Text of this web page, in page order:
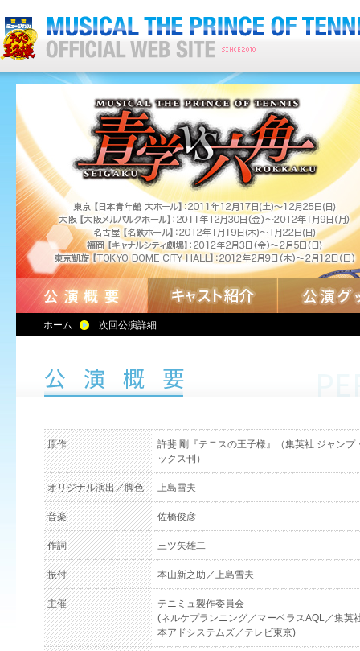
ホーム 次回公演詳細
原作
許斐 剛『テニスの王子様』（集英社 ジャンプ
ックス刊）
オリジナル演出／脚色 上島雪夫
音楽 佐橋俊彦
作詞 三ツ矢雄二
振付 本山新之助／上島雪夫
主催
テニミュ製作委員会
(ネルケプランニング／マーベラスAQL／集英
本アドシステムズ／テレビ東京)